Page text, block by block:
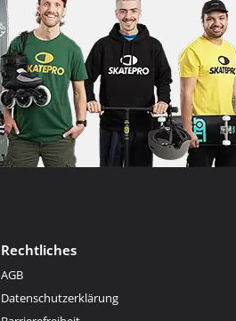
Rechtliches
AGB
Datenschutzerklärung